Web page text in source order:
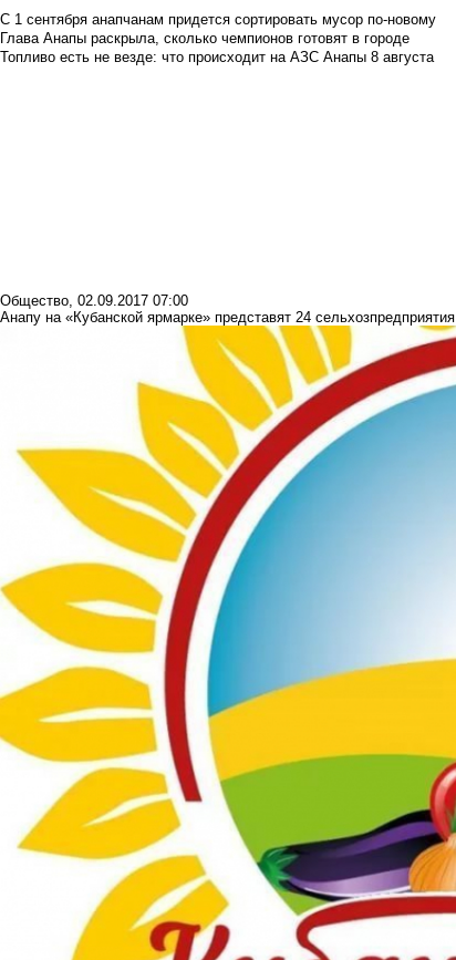
С 1 сентября анапчанам придется сортировать мусор по-новому
Глава Анапы раскрыла, сколько чемпионов готовят в городе
Топливо есть не везде: что происходит на АЗС Анапы 8 августа
Общество, 02.09.2017 07:00
Анапу на «Кубанской ярмарке» представят 24 сельхозпредприятия